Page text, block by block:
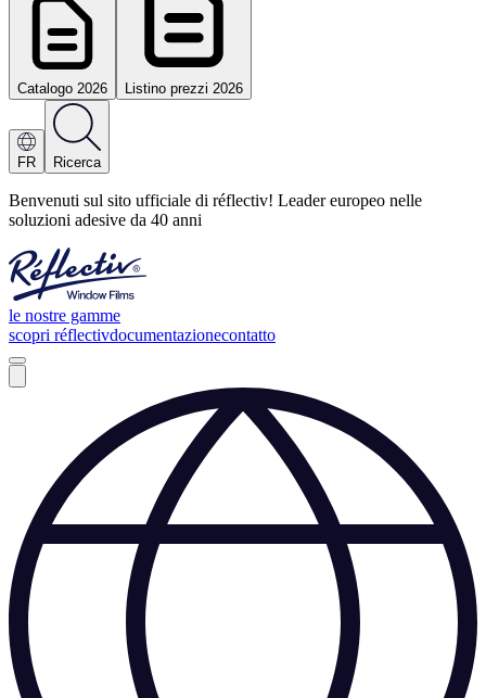
Catalogo 2026 Listino prezzi 2026
FR Ricerca
Benvenuti sul sito ufficiale di réflectiv! Leader europeo nelle
soluzioni adesive da 40 anni
le nostre gamme
scopri réflectivdocumentazionecontatto